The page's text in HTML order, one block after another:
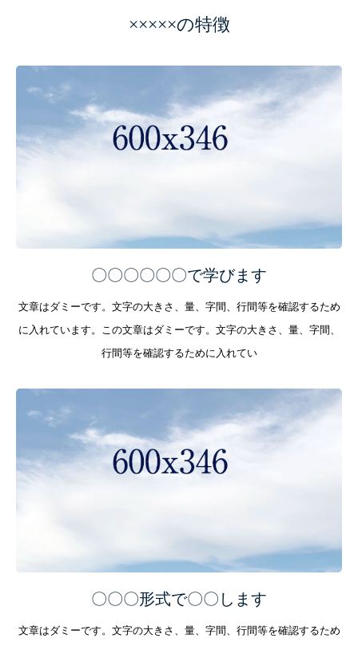
×××××の特徴
〇〇〇〇〇〇で学びます
文章はダミーです。文字の大きさ、量、字間、行間等を確認するため
に入れています。この文章はダミーです。文字の大きさ、量、字間、
行間等を確認するために入れてい
〇〇〇形式で〇〇します
文章はダミーです。文字の大きさ、量、字間、行間等を確認するため